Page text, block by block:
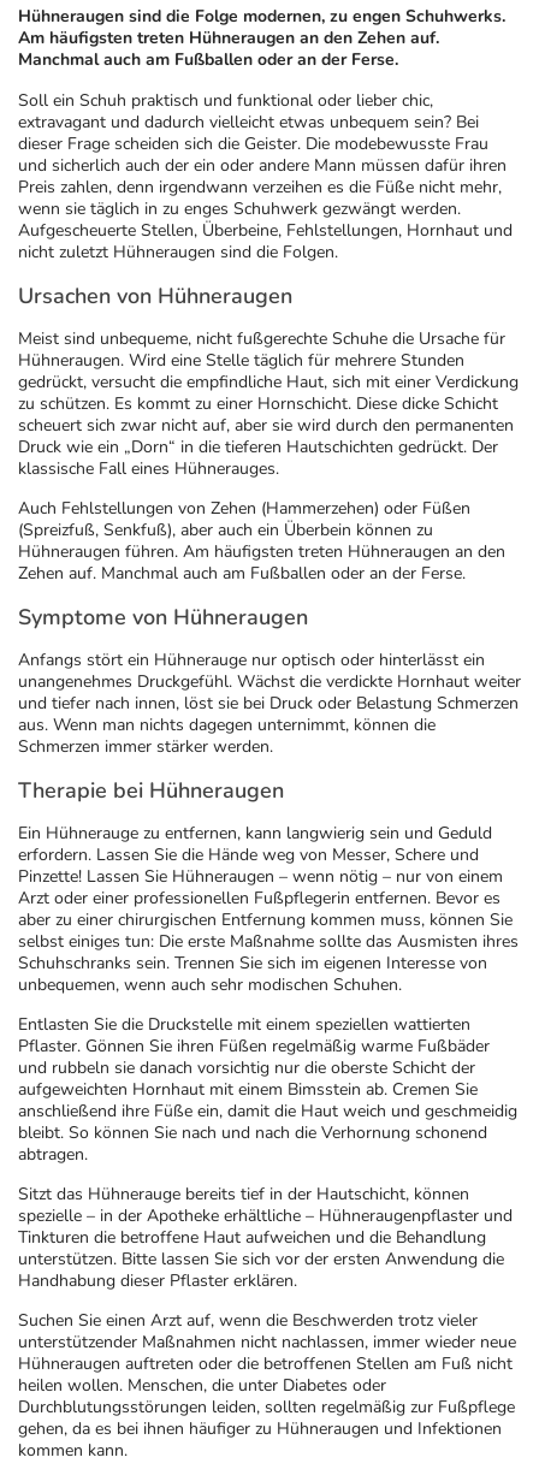
Diabetes
Körperpflege & Kosmetik
Liebe & Erotik
Mutter & Kind
Nahrungsergänzung
Natur & Homöopathie
Sanitätshaus
Sport & Fitness
Tierapotheke
Vitamine & Mineralstoffe
Marken
Geschenkideen
Aktuelle Coupons 7
Summer SALE
Reiseapotheke
Insektenschutz
Sonnenpflege
Sommerpflege für Haar und Kopfhaut
Täglich gut versorgt
Fragen und Antworten
Kontakt
Ratgeber
Beliebte Beiträge
E-Rezept einlösen
E-Rezept App
5% Extra Cash
Avene & Ducray Deals
Eucerin Deals
Evolsin Deals
Frontline & Frontpro Deals
Nattermann Deals
R(h)ein Nutrition Deals
Refluthin, Lasea & Carmenthin Deals
Salus Deals
Hühneraugen sind die Folge modernen, zu engen Schuhwerks.
Am häufigsten treten Hühneraugen an den Zehen auf.
Manchmal auch am Fußballen oder an der Ferse.
Soll ein Schuh praktisch und funktional oder lieber chic,
extravagant und dadurch vielleicht etwas unbequem sein? Bei
dieser Frage scheiden sich die Geister. Die modebewusste Frau
und sicherlich auch der ein oder andere Mann müssen dafür ihren
Preis zahlen, denn irgendwann verzeihen es die Füße nicht mehr,
wenn sie täglich in zu enges Schuhwerk gezwängt werden.
Aufgescheuerte Stellen, Überbeine, Fehlstellungen, Hornhaut und
nicht zuletzt Hühneraugen sind die Folgen.
Ursachen von Hühneraugen
Meist sind unbequeme, nicht fußgerechte Schuhe die Ursache für
Hühneraugen. Wird eine Stelle täglich für mehrere Stunden
gedrückt, versucht die empfindliche Haut, sich mit einer Verdickung
zu schützen. Es kommt zu einer Hornschicht. Diese dicke Schicht
scheuert sich zwar nicht auf, aber sie wird durch den permanenten
Druck wie ein „Dorn“ in die tieferen Hautschichten gedrückt. Der
klassische Fall eines Hühnerauges.
Auch Fehlstellungen von Zehen (Hammerzehen) oder Füßen
(Spreizfuß, Senkfuß), aber auch ein Überbein können zu
Hühneraugen führen. Am häufigsten treten Hühneraugen an den
Zehen auf. Manchmal auch am Fußballen oder an der Ferse.
Symptome von Hühneraugen
Anfangs stört ein Hühnerauge nur optisch oder hinterlässt ein
unangenehmes Druckgefühl. Wächst die verdickte Hornhaut weiter
und tiefer nach innen, löst sie bei Druck oder Belastung Schmerzen
aus. Wenn man nichts dagegen unternimmt, können die
Schmerzen immer stärker werden.
Therapie bei Hühneraugen
Ein Hühnerauge zu entfernen, kann langwierig sein und Geduld
erfordern. Lassen Sie die Hände weg von Messer, Schere und
Pinzette! Lassen Sie Hühneraugen – wenn nötig – nur von einem
Arzt oder einer professionellen Fußpflegerin entfernen. Bevor es
aber zu einer chirurgischen Entfernung kommen muss, können Sie
selbst einiges tun: Die erste Maßnahme sollte das Ausmisten ihres
Schuhschranks sein. Trennen Sie sich im eigenen Interesse von
unbequemen, wenn auch sehr modischen Schuhen.
Entlasten Sie die Druckstelle mit einem speziellen wattierten
Pflaster. Gönnen Sie ihren Füßen regelmäßig warme Fußbäder
und rubbeln sie danach vorsichtig nur die oberste Schicht der
aufgeweichten Hornhaut mit einem Bimsstein ab. Cremen Sie
anschließend ihre Füße ein, damit die Haut weich und geschmeidig
bleibt. So können Sie nach und nach die Verhornung schonend
abtragen.
Sitzt das Hühnerauge bereits tief in der Hautschicht, können
spezielle – in der Apotheke erhältliche – Hühneraugenpflaster und
Tinkturen die betroffene Haut aufweichen und die Behandlung
unterstützen. Bitte lassen Sie sich vor der ersten Anwendung die
Handhabung dieser Pflaster erklären.
Suchen Sie einen Arzt auf, wenn die Beschwerden trotz vieler
unterstützender Maßnahmen nicht nachlassen, immer wieder neue
Hühneraugen auftreten oder die betroffenen Stellen am Fuß nicht
heilen wollen. Menschen, die unter Diabetes oder
Durchblutungsstörungen leiden, sollten regelmäßig zur Fußpflege
gehen, da es bei ihnen häufiger zu Hühneraugen und Infektionen
kommen kann.